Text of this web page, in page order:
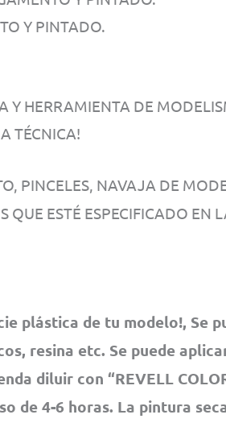
Y PINTADO.
Y HERRAMIENTA DE
TÉCNICA!
PINCELES, NAVAJA DE
ESTÉ ESPECIFICADO EN
plástica de tu modelo!, Se
resina etc. Se puede
diluir con “REVELL
de 4-6 horas. La pintura